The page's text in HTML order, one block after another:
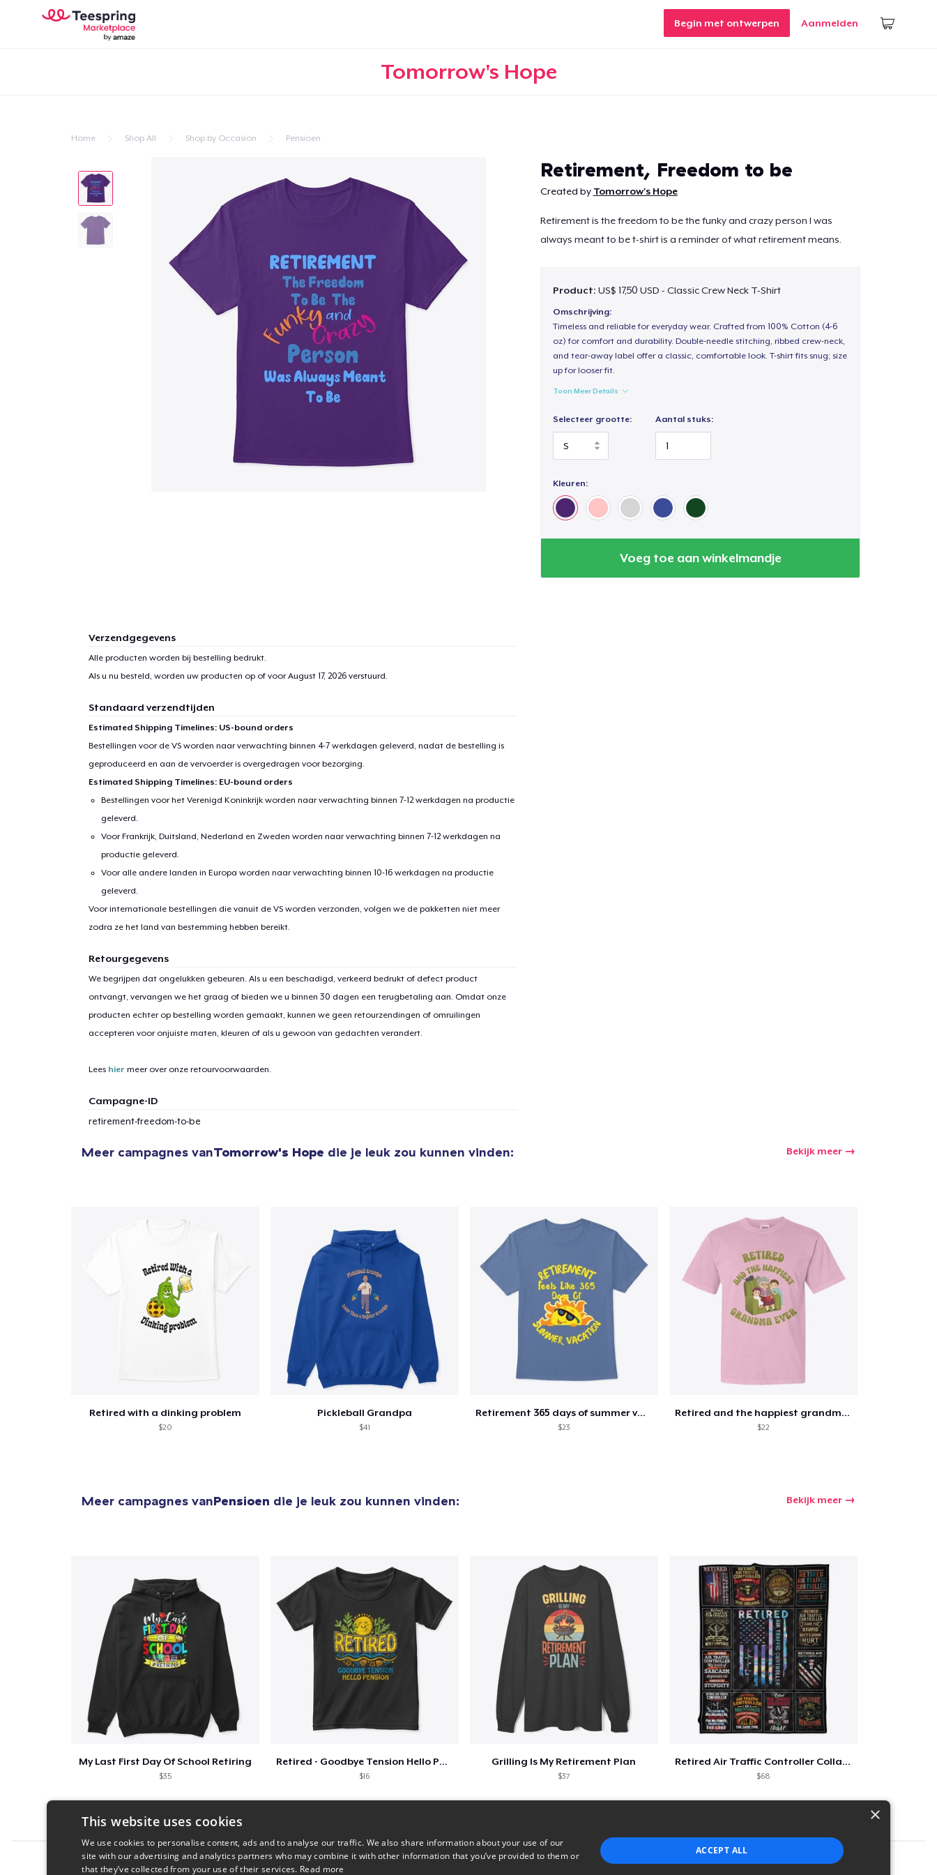
Begin met ontwerpen Aanmelden
Tomorrow's Hope
Home Shop All Shop by Occasion Pensioen
Retirement, Freedom to be
Created by Tomorrow's Hope
Retirement is the freedom to be the funky and crazy person I was
always meant to be t-shirt is a reminder of what retirement means.
Product: US$ 17,50 USD - Classic Crew Neck T-Shirt
Omschrijving:
Timeless and reliable for everyday wear. Crafted from 100% Cotton (4-6
oz) for comfort and durability. Double-needle stitching, ribbed crew-neck,
and tear-away label offer a classic, comfortable look. T-shirt fits snug; size
up for looser fit.
Toon Meer Details
Selecteer grootte: Aantal stuks:
Kleuren:
Voeg toe aan winkelmandje
Verzendgegevens
Alle producten worden bij bestelling bedrukt.
Als u nu besteld, worden uw producten op of voorAugust 17, 2026verstuurd.
Standaard verzendtijden
Estimated Shipping Timelines: US-bound orders
Bestellingen voor de VS worden naar verwachting binnen 4-7 werkdagen geleverd, nadat de bestelling is
geproduceerd en aan de vervoerder is overgedragen voor bezorging.
Estimated Shipping Timelines: EU-bound orders
Bestellingen voor het Verenigd Koninkrijk worden naar verwachting binnen 7-12 werkdagen na productie
geleverd.
Voor Frankrijk, Duitsland, Nederland en Zweden worden naar verwachting binnen 7-12 werkdagen na
productie geleverd.
Voor alle andere landen in Europa worden naar verwachting binnen 10-16 werkdagen na productie
geleverd.
Voor internationale bestellingen die vanuit de VS worden verzonden, volgen we de pakketten niet meer
zodra ze het land van bestemming hebben bereikt.
Retourgegevens
We begrijpen dat ongelukken gebeuren. Als u een beschadigd, verkeerd bedrukt of defect product
ontvangt, vervangen we het graag of bieden we u binnen 30 dagen een terugbetaling aan. Omdat onze
producten echter op bestelling worden gemaakt, kunnen we geen retourzendingen of omruilingen
accepteren voor onjuiste maten, kleuren of als u gewoon van gedachten verandert.
Lees hier meer over onze retourvoorwaarden.
Campagne-ID
retirement-freedom-to-be
Meer campagnes vanTomorrow's Hope die je leuk zou kunnen vinden: Bekijk meer
Retired with a dinking problem
$20
Pickleball Grandpa
$41
Retirement 365 days of summer vacation
$23
Retired and the happiest grandma ever
$22
Meer campagnes vanPensioen die je leuk zou kunnen vinden: Bekijk meer
My Last First Day Of School Retiring
$35
Retired - Goodbye Tension Hello Pension
$16
Grilling Is My Retirement Plan
$37
Retired Air Traffic Controller Collage
$68
Report this product
1item aan winkelwagen toegevoegd
×
This website uses cookies
We use cookies to personalise content, ads and to analyse our traffic. We also share information about your use of our
site with our advertising and analytics partners who may combine it with other information that you’ve provided to them or
that they’ve collected from your use of their services. Read more
ACCEPT ALL